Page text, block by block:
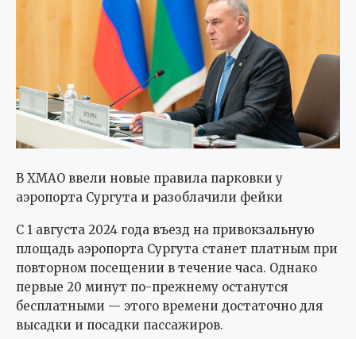
В ХМАО ввели новые правила парковки у
аэропорта Сургута и разоблачили фейки
С 1 августа 2024 года въезд на привокзальную
площадь аэропорта Сургута станет платным при
повторном посещении в течение часа. Однако
первые 20 минут по-прежнему останутся
бесплатными — этого времени достаточно для
высадки и посадки пассажиров.